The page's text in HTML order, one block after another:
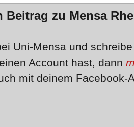
Beitrag zu Mensa
Uni-Mensa und
Account hast, dann
mit deinem Facebook-